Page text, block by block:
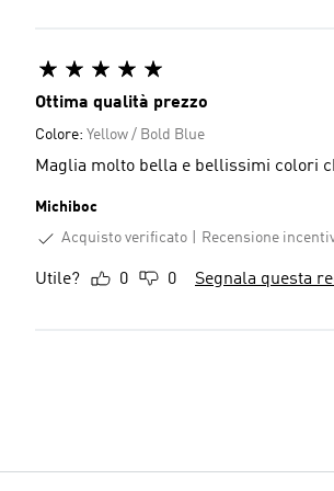
Ottima qualità prezzo
Colore: Yellow / Bold Blue
Michiboc
Acquisto verificato
Recensione
Utile? 0 0 Segnala questa